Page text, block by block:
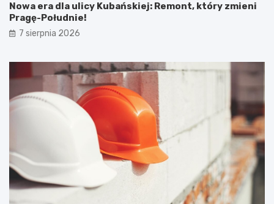
Nowa era dla ulicy Kubańskiej: Remont, który zmieni
Pragę-Południe!
7 sierpnia 2026